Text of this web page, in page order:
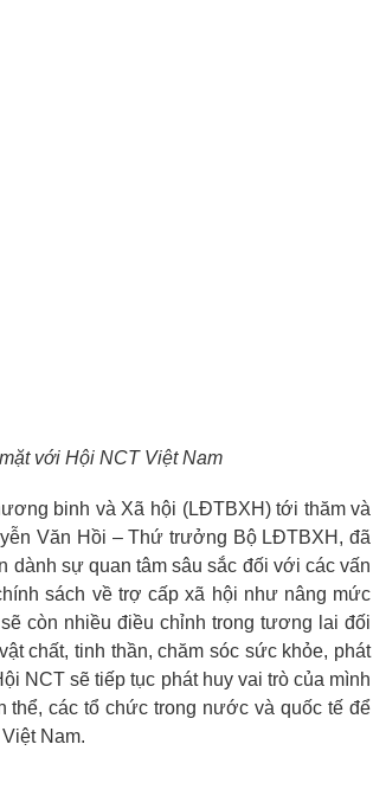
với Hội NCT Việt Nam
binh và Xã hội (LĐTBXH) tới thăm và
Văn Hồi – Thứ trưởng Bộ LĐTBXH, đã
dành sự quan tâm sâu sắc đối với các vấn
sách về trợ cấp xã hội như nâng mức
còn nhiều điều chỉnh trong tương lai đối
chất, tinh thần, chăm sóc sức khỏe, phát
NCT sẽ tiếp tục phát huy vai trò của mình
thể, các tổ chức trong nước và quốc tế để
Nam.